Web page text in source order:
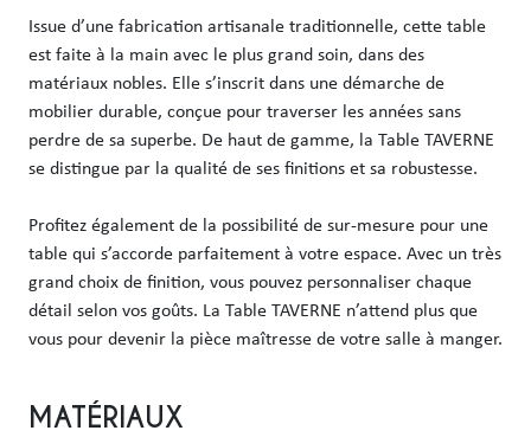
Issue d’une fabrication artisanale traditionnelle, cette table
est faite à la main avec le plus grand soin, dans des
matériaux nobles. Elle s’inscrit dans une démarche de
mobilier durable, conçue pour traverser les années sans
perdre de sa superbe. De haut de gamme, la Table TAVERNE
se distingue par la qualité de ses finitions et sa robustesse.
Profitez également de la possibilité de sur-mesure pour une
table qui s’accorde parfaitement à votre espace. Avec un très
grand choix de finition, vous pouvez personnaliser chaque
détail selon vos goûts. La Table TAVERNE n’attend plus que
MATÉRIAUX